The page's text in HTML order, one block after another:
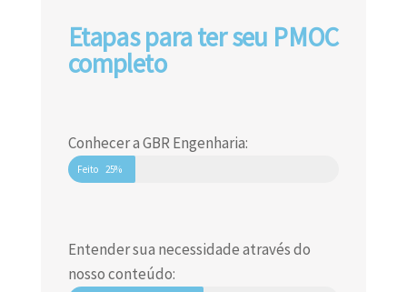
Etapas para ter seu PMOC
completo
Conhecer a GBR Engenharia:
Feito 25%
Entender sua necessidade através do
nosso conteúdo: